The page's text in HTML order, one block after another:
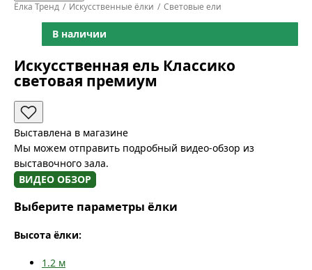
Ёлка Тренд Искусственные ёлки Световые ели
В наличии
Искусственная ель Классико
световая премиум
Выставлена в магазине
Мы можем отправить подробный видео-обзор из
выставочного зала.
ВИДЕО ОБЗОР
Выберите параметры ёлки
Высота ёлки:
1.2 м